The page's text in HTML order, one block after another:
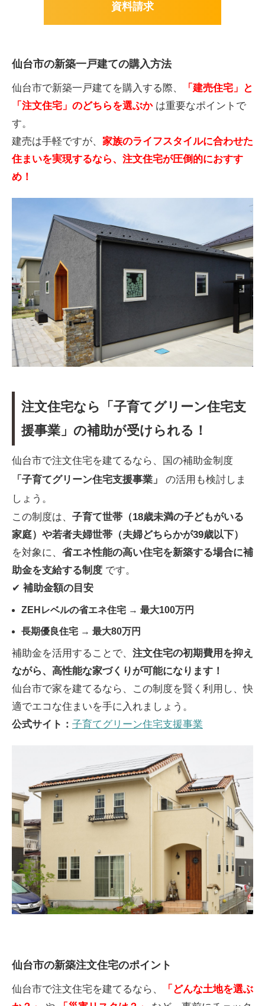
資料請求
仙台市の新築一戸建ての購入方法
仙台市で新築一戸建てを購入する際、
「建売住宅」と
「注文住宅」のどちらを選ぶか は重要なポイントで
す。
建売は手軽ですが、 家族のライフスタイルに合わせた
住まいを実現するなら、注文住宅が圧倒的におすす
め！
注文住宅なら「子育てグリーン住宅支
援事業」の補助が受けられる！
仙台市で注文住宅を建てるなら、国の補助金制度
「子育てグリーン住宅支援事業」
の活用も検討しま
しょう。
この制度は、 子育て世帯（18歳未満の子どもがいる
家庭）や若者夫婦世帯（夫婦どちらかが39歳以下）
を対象に、 省エネ性能の高い住宅を新築する場合に補
助金を支給する制度 です。
✔ 補助金額の目安
ZEHレベルの省エネ住宅 → 最大100万円
長期優良住宅 → 最大80万円
補助金を活用することで、 注文住宅の初期費用を抑え
ながら、高性能な家づくりが可能になります！
仙台市で家を建てるなら、この制度を賢く利用し、快
適でエコな住まいを手に入れましょう。
公式サイト： 子育てグリーン住宅支援事業
仙台市の新築注文住宅のポイント
仙台市で注文住宅を建てるなら、
「どんな土地を選ぶ